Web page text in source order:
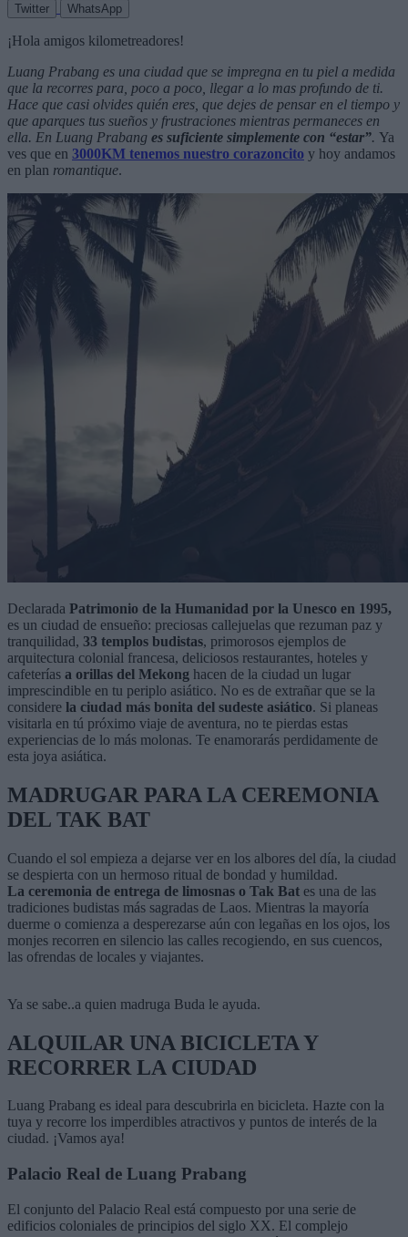
Twitter WhatsApp
¡Hola amigos kilometreadores!
Luang Prabang es una ciudad que se impregna en tu piel a medida
que la recorres para, poco a poco, llegar a lo mas profundo de ti.
Hace que casi olvides quién eres, que dejes de pensar en el tiempo y
que aparques tus sueños y frustraciones mientras permaneces en
ella. En Luang Prabang es suficiente simplemente con “estar”. Ya
ves que en 3000KM tenemos nuestro corazoncito y hoy andamos
en plan romantique.
Declarada Patrimonio de la Humanidad por la Unesco en 1995,
es un ciudad de ensueño: preciosas callejuelas que rezuman paz y
tranquilidad, 33 templos budistas, primorosos ejemplos de
arquitectura colonial francesa, deliciosos restaurantes, hoteles y
cafeterías a orillas del Mekong hacen de la ciudad un lugar
imprescindible en tu periplo asiático. No es de extrañar que se la
considere la ciudad más bonita del sudeste asiático. Si planeas
visitarla en tú próximo viaje de aventura, no te pierdas estas
experiencias de lo más molonas. Te enamorarás perdidamente de
esta joya asiática.
MADRUGAR PARA LA CEREMONIA
DEL TAK BAT
Cuando el sol empieza a dejarse ver en los albores del día, la ciudad
se despierta con un hermoso ritual de bondad y humildad.
La ceremonia de entrega de limosnas o Tak Bat es una de las
tradiciones budistas más sagradas de Laos. Mientras la mayoría
duerme o comienza a desperezarse aún con legañas en los ojos, los
monjes recorren en silencio las calles recogiendo, en sus cuencos,
las ofrendas de locales y viajantes.
Ya se sabe..a quien madruga Buda le ayuda.
ALQUILAR UNA BICICLETA Y
RECORRER LA CIUDAD
Luang Prabang es ideal para descubrirla en bicicleta. Hazte con la
tuya y recorre los imperdibles atractivos y puntos de interés de la
ciudad. ¡Vamos aya!
Palacio Real de Luang Prabang
El conjunto del Palacio Real está compuesto por una serie de
edificios coloniales de principios del siglo XX. El complejo